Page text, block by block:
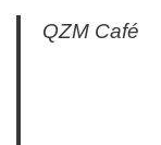
QZM Café